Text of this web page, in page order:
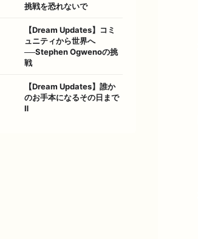
挑戦を恐れないで
【Dream Updates】コミ
ュニティから世界へ
──Stephen Ogwenoの挑
戦
【Dream Updates】誰か
のお手本になるその日まで
Ⅱ